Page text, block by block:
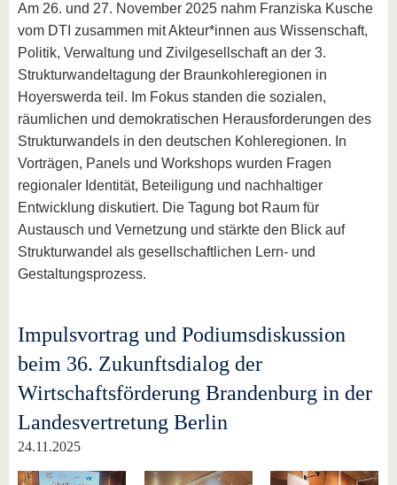
Am 26. und 27. November 2025 nahm Franziska Kusche
vom DTI zusammen mit Akteur*innen aus Wissenschaft,
Politik, Verwaltung und Zivilgesellschaft an der 3.
Strukturwandeltagung der Braunkohleregionen in
Hoyerswerda teil. Im Fokus standen die sozialen,
räumlichen und demokratischen Herausforderungen des
Strukturwandels in den deutschen Kohleregionen. In
Vorträgen, Panels und Workshops wurden Fragen
regionaler Identität, Beteiligung und nachhaltiger
Entwicklung diskutiert. Die Tagung bot Raum für
Austausch und Vernetzung und stärkte den Blick auf
Strukturwandel als gesellschaftlichen Lern- und
Gestaltungsprozess.
Impulsvortrag und Podiumsdiskussion
beim 36. Zukunftsdialog der
Wirtschaftsförderung Brandenburg in der
Landesvertretung Berlin
24.11.2025